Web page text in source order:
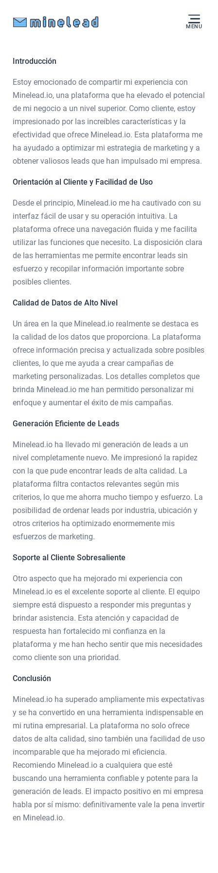
MENU
Introducción
Estoy emocionado de compartir mi experiencia con
Minelead.io, una plataforma que ha elevado el potencial
de mi negocio a un nivel superior. Como cliente, estoy
impresionado por las increíbles características y la
efectividad que ofrece Minelead.io. Esta plataforma me
ha ayudado a optimizar mi estrategia de marketing y a
obtener valiosos leads que han impulsado mi empresa.
Orientación al Cliente y Facilidad de Uso
Desde el principio, Minelead.io me ha cautivado con su
interfaz fácil de usar y su operación intuitiva. La
plataforma ofrece una navegación fluida y me facilita
utilizar las funciones que necesito. La disposición clara
de las herramientas me permite encontrar leads sin
esfuerzo y recopilar información importante sobre
posibles clientes.
Calidad de Datos de Alto Nivel
Un área en la que Minelead.io realmente se destaca es
la calidad de los datos que proporciona. La plataforma
ofrece información precisa y actualizada sobre posibles
clientes, lo que me ayuda a crear campañas de
marketing personalizadas. Los detalles completos que
brinda Minelead.io me han permitido personalizar mi
enfoque y aumentar el éxito de mis campañas.
Generación Eficiente de Leads
Minelead.io ha llevado mi generación de leads a un
nivel completamente nuevo. Me impresionó la rapidez
con la que pude encontrar leads de alta calidad. La
plataforma filtra contactos relevantes según mis
criterios, lo que me ahorra mucho tiempo y esfuerzo. La
posibilidad de ordenar leads por industria, ubicación y
otros criterios ha optimizado enormemente mis
esfuerzos de marketing.
Soporte al Cliente Sobresaliente
Otro aspecto que ha mejorado mi experiencia con
Minelead.io es el excelente soporte al cliente. El equipo
siempre está dispuesto a responder mis preguntas y
brindar asistencia. Esta atención y capacidad de
respuesta han fortalecido mi confianza en la
plataforma y me han hecho sentir que mis necesidades
como cliente son una prioridad.
Conclusión
Minelead.io ha superado ampliamente mis expectativas
y se ha convertido en una herramienta indispensable en
mi rutina empresarial. La plataforma no solo ofrece
datos de alta calidad, sino también una facilidad de uso
incomparable que ha mejorado mi eficiencia.
Recomiendo Minelead.io a cualquiera que esté
buscando una herramienta confiable y potente para la
generación de leads. El impacto positivo en mi empresa
habla por sí mismo: definitivamente vale la pena invertir
en Minelead.io.